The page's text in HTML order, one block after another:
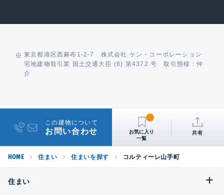
東京都港区西麻布1-2-7 株式会社 ケン・コーポレーション
宅地建物取引業 国土交通大臣 (8) 第4372 号 取引態様：仲
介
この建物について
お問い合わせ 共有
HOME 住まい 住まいを探す コルティーレ山手町
住まい